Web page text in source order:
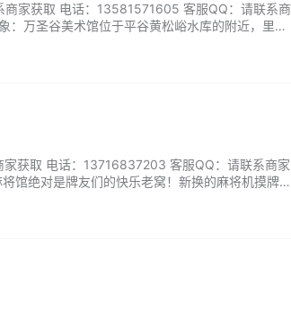
家获取 电话：13581571605 客服QQ：请联系商
万圣谷美术馆位于平谷黄松峪水库的附近，里面
获取 电话：13716837203 客服QQ：请联系商家
馆绝对是牌友们的快乐老窝！新换的麻将机摸牌很